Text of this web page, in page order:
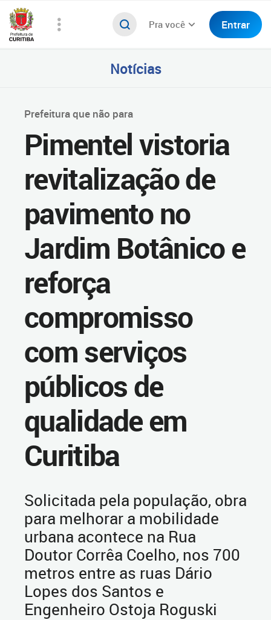
Pra você Entrar
Notícias
Prefeitura que não para
Pimentel vistoria
revitalização de
pavimento no
Jardim Botânico e
reforça
compromisso
com serviços
públicos de
qualidade em
Curitiba
Solicitada pela população, obra
para melhorar a mobilidade
urbana acontece na Rua
Doutor Corrêa Coelho, nos 700
metros entre as ruas Dário
Lopes dos Santos e
Engenheiro Ostoja Roguski